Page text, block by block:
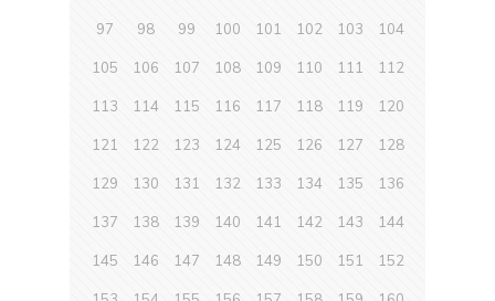
97 98 99 100 101 102 103 104
105 106 107 108 109 110 111 112
113 114 115 116 117 118 119 120
121 122 123 124 125 126 127 128
129 130 131 132 133 134 135 136
137 138 139 140 141 142 143 144
145 146 147 148 149 150 151 152